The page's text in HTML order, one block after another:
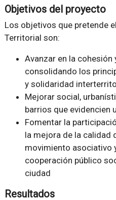
Objetivos del proyecto
Los objetivos que pretende
Territorial son:
Avanzar en la
consolidando los
y solidaridad
Mejorar social,
barrios que evidencien
Fomentar la
la mejora de la calidad
movimiento asociativo
cooperación público
ciudad
Resultados